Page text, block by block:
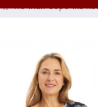
Ночная Сорочка